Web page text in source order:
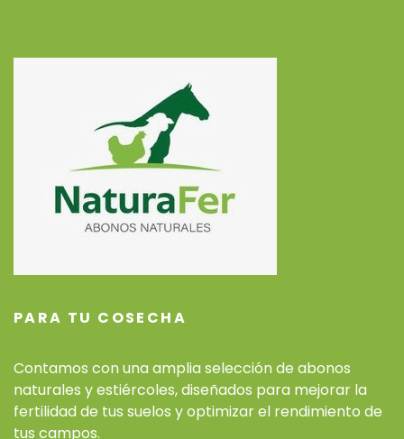
PARA TU COSECHA
Contamos con una amplia selección de abonos
naturales y estiércoles, diseñados para mejorar la
fertilidad de tus suelos y optimizar el rendimiento de
tus campos.